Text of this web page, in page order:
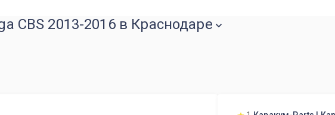
CBS 2013-2016 в Краснодаре